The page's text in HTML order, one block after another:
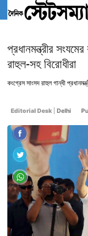
প্রধানমন্ত্রীর সংযমের
রাহুল-সহ বিরোধীরা
কংগ্রেস সাংসদ রাহুল গান্ধী
Editorial Desk Delhi